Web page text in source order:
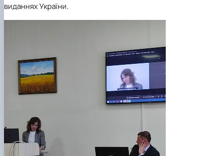
виданнях України.